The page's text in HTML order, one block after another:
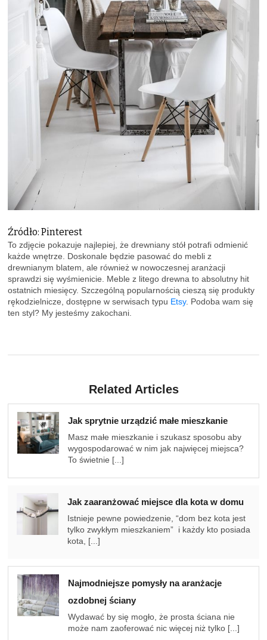
Źródło: Pinterest
To zdjęcie pokazuje najlepiej, że drewniany stół potrafi odmienić
każde wnętrze. Doskonale będzie pasować do mebli z
drewnianym blatem, ale również w nowoczesnej aranżacji
sprawdzi się wyśmienicie. Meble z litego drewna to absolutny hit
ostatnich miesięcy. Szczególną popularnością cieszą się produkty
rękodzielnicze, dostępne w serwisach typu Etsy. Podoba wam się
ten styl? My jesteśmy zakochani.
Related Articles
Jak sprytnie urządzić małe mieszkanie
Masz małe mieszkanie i szukasz sposobu aby
wygospodarować w nim jak najwięcej miejsca?
To świetnie [...]
Jak zaaranżować miejsce dla kota w domu
Istnieje pewne powiedzenie, “dom bez kota jest
tylko zwykłym mieszkaniem” i każdy kto posiada
kota, [...]
Najmodniejsze pomysły na aranżacje
ozdobnej ściany
Wydawać by się mogło, że prosta ściana nie
może nam zaoferować nic więcej niż tylko [...]